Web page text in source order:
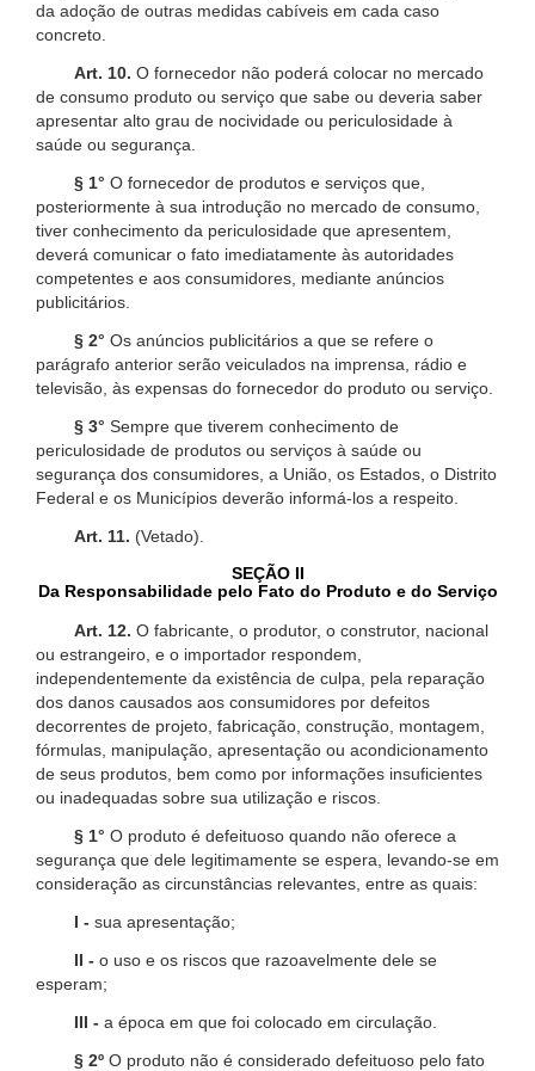
da adoção de outras medidas cabíveis em cada caso
concreto.
Art. 10. O fornecedor não poderá colocar no mercado
de consumo produto ou serviço que sabe ou deveria saber
apresentar alto grau de nocividade ou periculosidade à
saúde ou segurança.
§ 1° O fornecedor de produtos e serviços que,
posteriormente à sua introdução no mercado de consumo,
tiver conhecimento da periculosidade que apresentem,
deverá comunicar o fato imediatamente às autoridades
competentes e aos consumidores, mediante anúncios
publicitários.
§ 2° Os anúncios publicitários a que se refere o
parágrafo anterior serão veiculados na imprensa, rádio e
televisão, às expensas do fornecedor do produto ou serviço.
§ 3° Sempre que tiverem conhecimento de
periculosidade de produtos ou serviços à saúde ou
segurança dos consumidores, a União, os Estados, o Distrito
Federal e os Municípios deverão informá-los a respeito.
Art. 11. (Vetado).
SEÇÃO II
Da Responsabilidade pelo Fato do Produto e do Serviço
Art. 12. O fabricante, o produtor, o construtor, nacional
ou estrangeiro, e o importador respondem,
independentemente da existência de culpa, pela reparação
dos danos causados aos consumidores por defeitos
decorrentes de projeto, fabricação, construção, montagem,
fórmulas, manipulação, apresentação ou acondicionamento
de seus produtos, bem como por informações insuficientes
ou inadequadas sobre sua utilização e riscos.
§ 1° O produto é defeituoso quando não oferece a
segurança que dele legitimamente se espera, levando-se em
consideração as circunstâncias relevantes, entre as quais:
I - sua apresentação;
II - o uso e os riscos que razoavelmente dele se
esperam;
III - a época em que foi colocado em circulação.
§ 2º O produto não é considerado defeituoso pelo fato